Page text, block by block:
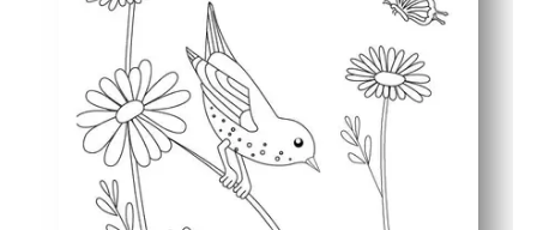
Veelzijdig te gebruiken: klaslokalen, pakketjes om